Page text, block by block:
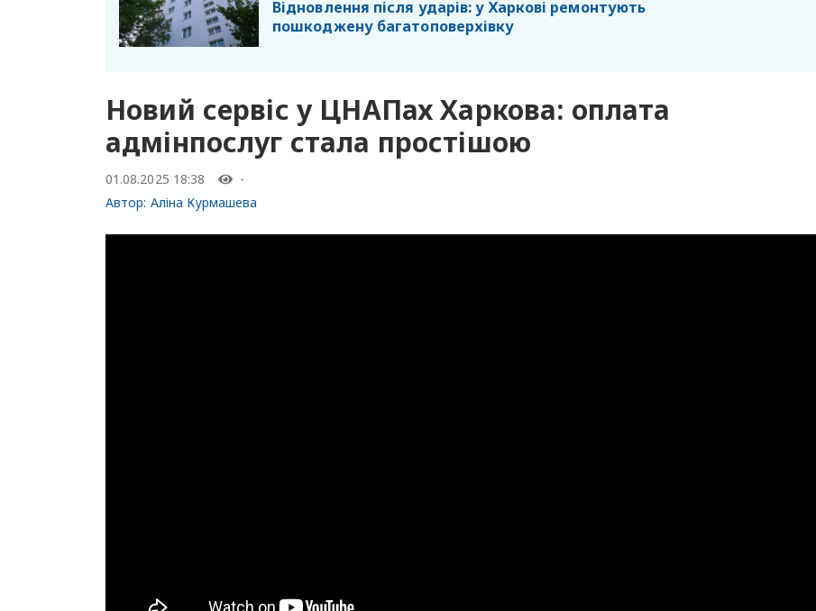
Відновлення після ударів: у Харкові ремонтують
пошкоджену багатоповерхівку
Новий сервіс у ЦНАПах Харкова: оплата
адмінпослуг стала простішою
01.08.2025 18:38
-
Автор: Аліна Курмашева